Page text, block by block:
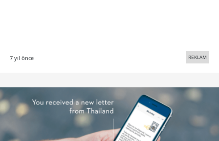
7 yıl önce REKLAM